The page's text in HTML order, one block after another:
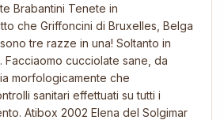
Brabantini Tenete in
che Griffoncini di Bruxelles, Belga
tre razze in una! Soltanto in
Facciaomo cucciolate sane, da
morfologicamente che
sanitari effettuati su tutti i
Atibox 2002 Elena del Solgimar